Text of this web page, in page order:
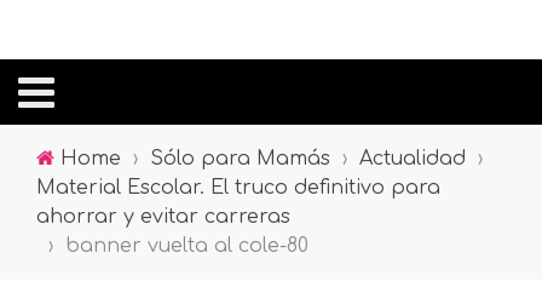
Home › Sólo para Mamás › Actualidad
›
Material Escolar. El truco definitivo para
ahorrar y evitar carreras
›
banner vuelta al cole-80